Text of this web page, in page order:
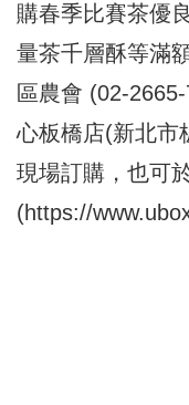
購春季比賽茶優
量茶千層酥等滿
區農會 (02-
心板橋店(新北市
現場訂購，也可
(https://